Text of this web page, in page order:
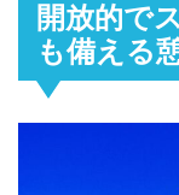
開放的で
も備える